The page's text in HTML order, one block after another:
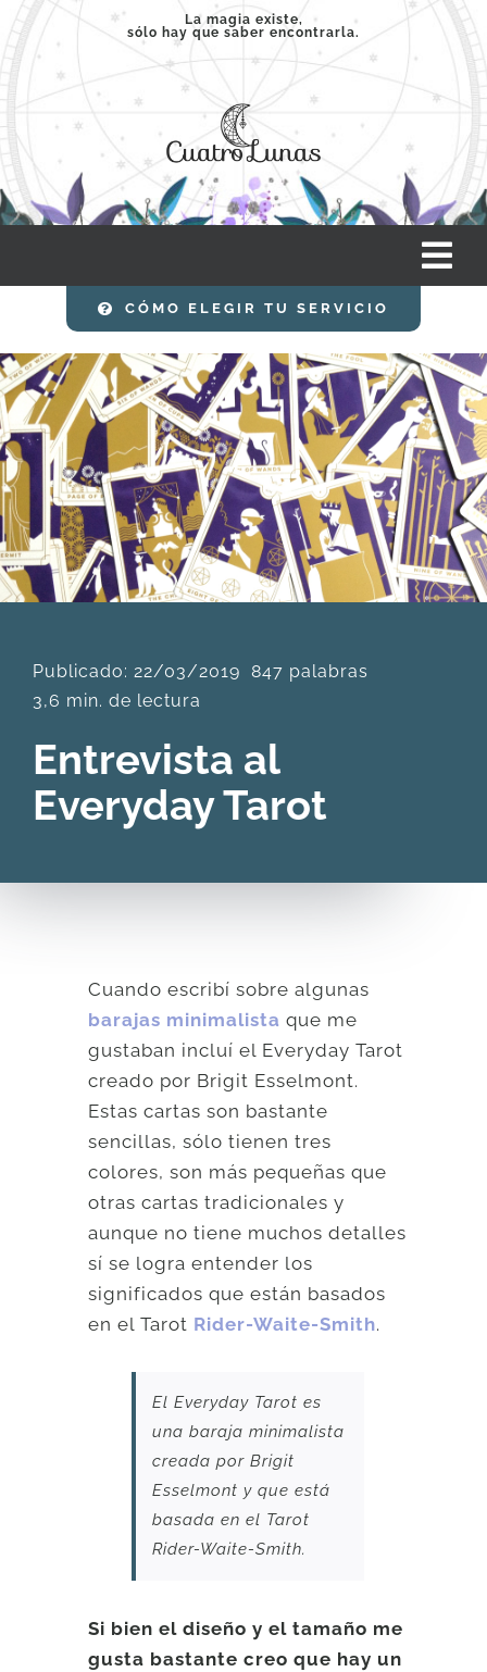
Saltar
contenido
La magia existe,
sólo hay que saber encontrarla.
INICIO
SERVICIOS
CLASES
DESCARGAS
PRODUCTOS
ARTÍCULOS
ACERCA
CONTACTO
CÓMO ELEGIR TU SERVICIO
Publicado: 22/03/2019
847 palabras
3,6 min. de lectura
Entrevista al
Everyday Tarot
Cuando escribí sobre algunas
barajas minimalista que me
gustaban incluí el Everyday Tarot
creado por Brigit Esselmont.
Estas cartas son bastante
sencillas, sólo tienen tres
colores, son más pequeñas que
otras cartas tradicionales y
aunque no tiene muchos detalles
sí se logra entender los
significados que están basados
en el Tarot Rider-Waite-Smith.
El Everyday Tarot es
una baraja minimalista
creada por Brigit
Esselmont y que está
basada en el Tarot
Rider-Waite-Smith.
Si bien el diseño y el tamaño me
gusta bastante creo que hay un